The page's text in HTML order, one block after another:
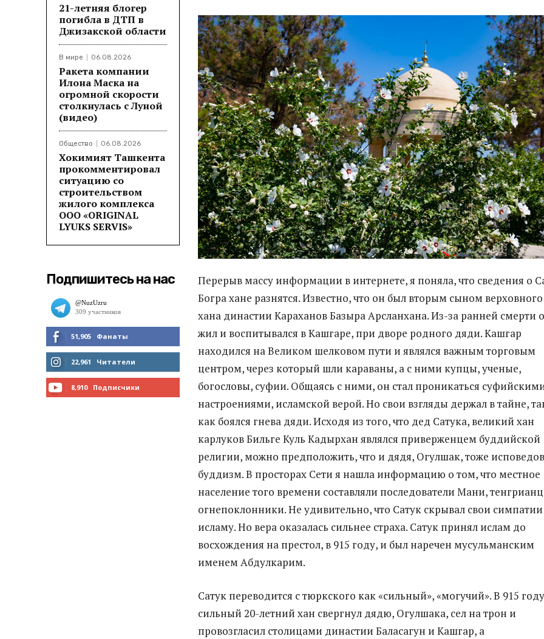
21-летняя блогер
погибла в ДТП в
Джизакской области
В мире 06.08.2026
Ракета компании
Илона Маска на
огромной скорости
столкнулась с Луной
(видео)
Общество 06.08.2026
Хокимият Ташкента
прокомментировал
ситуацию со
строительством
жилого комплекса
ООО «ORIGINAL
LYUKS SERVIS»
Подпишитесь на нас
51,905 Фанаты
МНЕ НРАВИТСЯ
22,961 Читатели
8,910 Подписчики
Перерыв массу информации в интернете, я поняла, что сведения о
Богра хане разнятся. Известно, что он был вторым сыном верховного
хана династии Караханов Базыра Арсланхана. Из-за ранней смерти
жил и воспитывался в Кашгаре, при дворе родного дяди. Кашгар
находился на Великом шелковом пути и являлся важным торговым
центром, через который шли караваны, а с ними купцы, ученые,
богословы, суфии. Общаясь с ними, он стал проникаться
настроениями, исламской верой. Но свои взгляды держал в тайне,
как боялся гнева дяди. Исходя из того, что дед Сатука, великий хан
карлуков Бильге Куль Кадырхан являлся приверженцем буддийской
религии, можно предположить, что и дядя, Огулшак, тоже
буддизм. В просторах Сети я нашла информацию о том, что местное
население того времени составляли последователи Мани,
огнепоклонники. Не удивительно, что Сатук скрывал свои
исламу. Но вера оказалась сильнее страха. Сатук принял ислам до
восхождения на престол, в 915 году, и был наречен мусульманским
именем Абдулкарим.
Сатук переводится с тюркского как «сильный», «могучий». В 915 году
сильный 20-летний хан свергнул дядю, Огулшака, сел на трон и
провозгласил столицами династии Баласагун и Кашгар, а